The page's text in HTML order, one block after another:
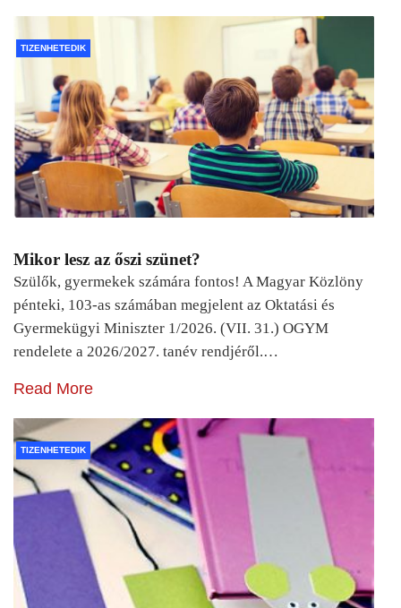
TIZENHETEDIK
Mikor lesz az őszi szünet?
Szülők, gyermekek számára fontos! A Magyar Közlöny
pénteki, 103-as számában megjelent az Oktatási és
Gyermekügyi Miniszter 1/2026. (VII. 31.) OGYM
rendelete a 2026/2027. tanév rendjéről.…
Read More
TIZENHETEDIK